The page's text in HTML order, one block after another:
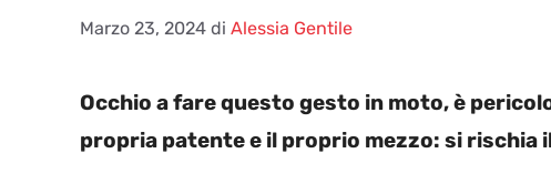
Marzo 23, 2024 di Alessia Gentile
Occhio a fare questo gesto in moto, è
propria patente e il proprio mezzo: si rischia